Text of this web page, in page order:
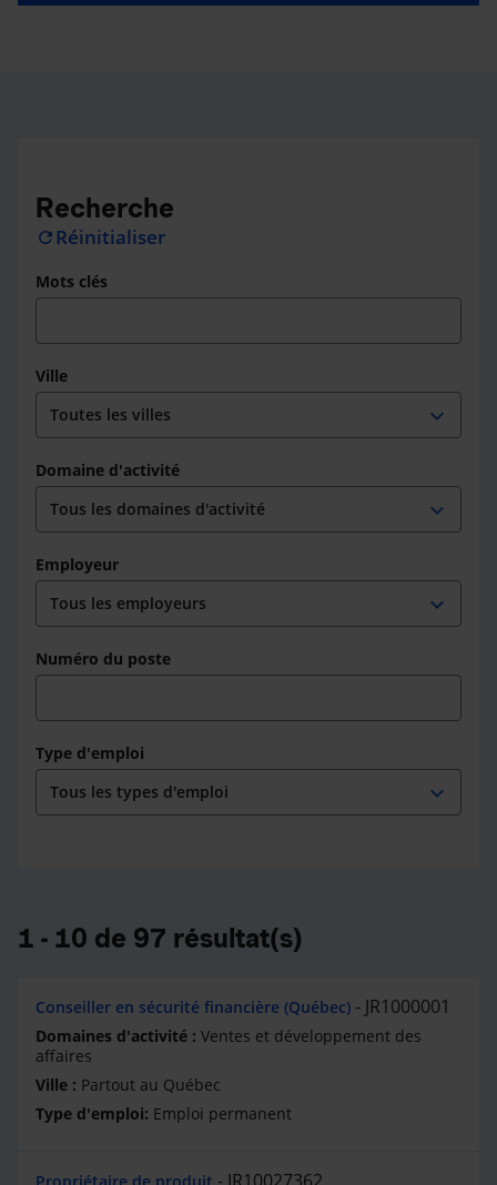
Recherche
refresh Réinitialiser
Mots clés
Ville
expand_more
Domaine d'activité
expand_more
Employeur
expand_more
Numéro du poste
Type d'emploi
expand_more
1 - 10 de 97 résultat(s)
Conseiller en sécurité financière (Québec) JR1000001
Ventes et développement des
affaires
Partout au Québec
Emploi permanent